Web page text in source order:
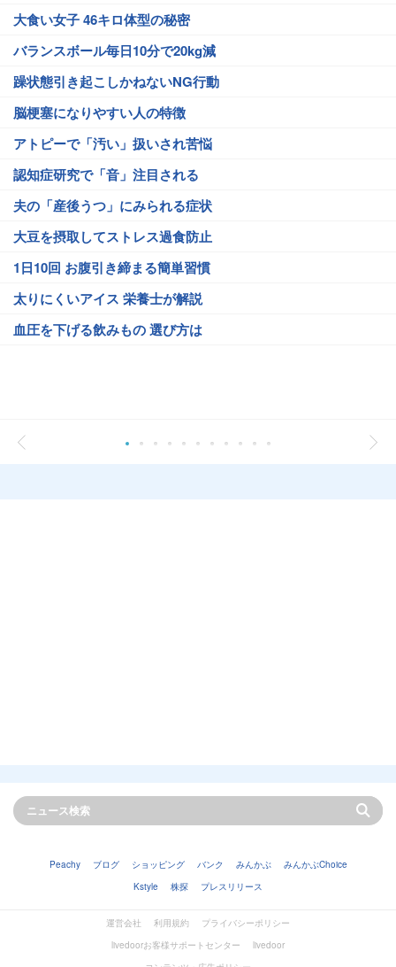
大食い女子 46キロ体型の秘密
バランスボール毎日10分で20kg減
躁状態引き起こしかねないNG行動
脳梗塞になりやすい人の特徴
アトピーで「汚い」扱いされ苦悩
認知症研究で「音」注目される
夫の「産後うつ」にみられる症状
大豆を摂取してストレス過食防止
1日10回 お腹引き締まる簡単習慣
太りにくいアイス 栄養士が解説
血圧を下げる飲みもの 選び方は
Peachy ブログ ショッピング バンク みんかぶ
みんかぶChoice
Kstyle
株探 プレスリリース
運営会社 利用規約
プライバシーポリシー
livedoorお客様サポートセンター
livedoor